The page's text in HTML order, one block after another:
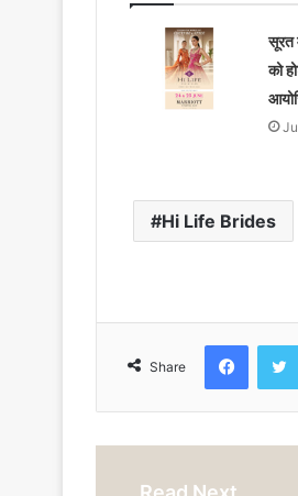
सूरत
को
Hi Life Brides
Share